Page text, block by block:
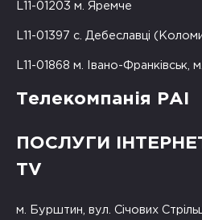
L11-01203 м. Яремче
L11-01397 с. Дебеславці
L11-01868 м. Івано-Франківськ,
Телекомпанія РАІ
ПОСЛУГИ
TV
м. Бурштин, вул. Січових